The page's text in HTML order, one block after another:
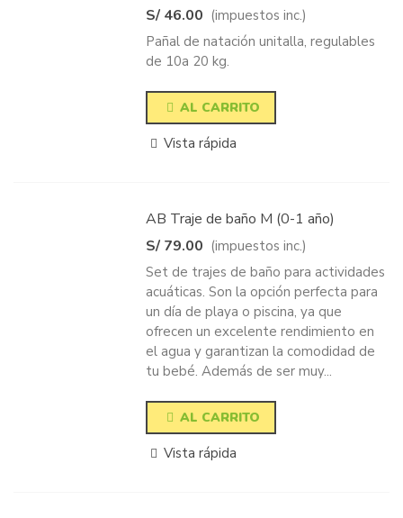
S/ 46.00 (impuestos inc.)
Pañal de natación unitalla, regulables
de 10a 20 kg.
AL CARRITO
Vista rápida
AB Traje de baño M (0-1 año)
S/ 79.00 (impuestos inc.)
Set de trajes de baño para actividades
acuáticas. Son la opción perfecta para
un día de playa o piscina, ya que
ofrecen un excelente rendimiento en
el agua y garantizan la comodidad de
tu bebé. Además de ser muy...
AL CARRITO
Vista rápida